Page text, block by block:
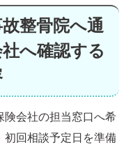
整骨院へ通
へ確認する
険会社の担当窓口へ希
初回相談予定日を準備